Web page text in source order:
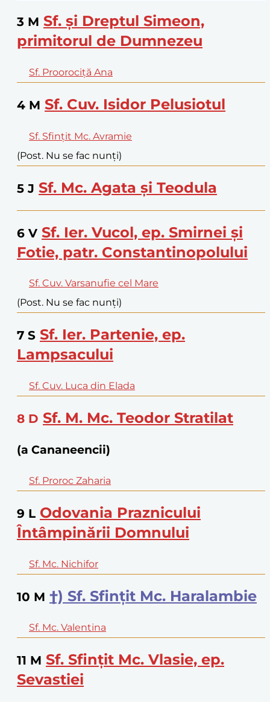
3 M Sf. și Dreptul Simeon,
primitorul de Dumnezeu
Sf. Proorociță Ana
4 M Sf. Cuv. Isidor Pelusiotul
Sf. Sfințit Mc. Avramie
(Post. Nu se fac nunți)
5 J Sf. Mc. Agata și Teodula
6 V Sf. Ier. Vucol, ep. Smirnei și
Fotie, patr. Constantinopolului
Sf. Cuv. Varsanufie cel Mare
(Post. Nu se fac nunți)
7 S Sf. Ier. Partenie, ep.
Lampsacului
Sf. Cuv. Luca din Elada
8 D Sf. M. Mc. Teodor Stratilat
(a Cananeencii)
Sf. Proroc Zaharia
9 L Odovania Praznicului
Întâmpinării Domnului
Sf. Mc. Nichifor
10 M †) Sf. Sfințit Mc. Haralambie
Sf. Mc. Valentina
11 M Sf. Sfințit Mc. Vlasie, ep.
Sevastiei